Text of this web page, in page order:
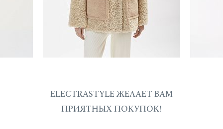
ELECTRASTYLE ЖЕЛАЕТ ВАМ
ПРИЯТНЫХ ПОКУПОК!